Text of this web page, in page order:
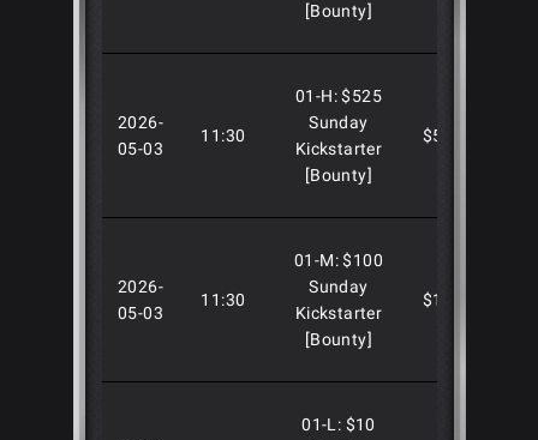
[Bounty]
2026-
05-03
11:30
01-H: $525
Sunday
Kickstarter
[Bounty]
$525
2026-
05-03
11:30
01-M: $100
Sunday
Kickstarter
[Bounty]
$100
01-L: $10